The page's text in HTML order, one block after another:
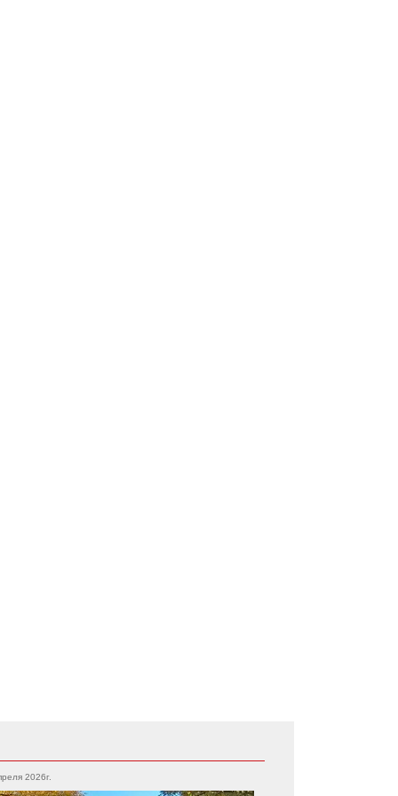
2026г.